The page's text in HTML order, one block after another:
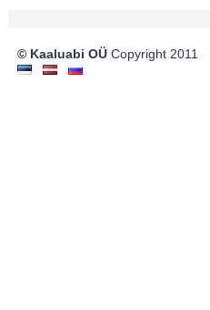
© Kaaluabi OÜ Copyright 2011